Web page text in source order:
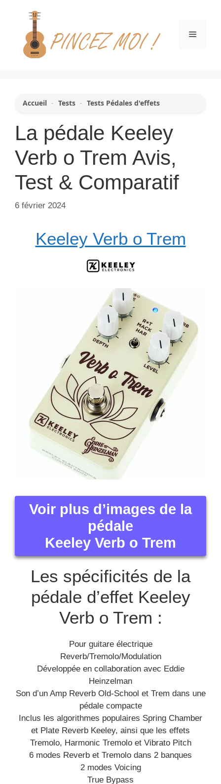
contenu
Menu
Accueil - Tests - Tests Pédales d'effets
La pédale Keeley
Verb o Trem Avis,
Test & Comparatif
6 février 2024
Keeley Verb o Trem
Voir plus d’images de la
pédale
Keeley Verb o Trem
Les spécificités de la
pédale d’effet Keeley
Verb o Trem :
Pour guitare électrique
Reverb/Tremolo/Modulation
Développée en collaboration avec Eddie
Heinzelman
Son d’un Amp Reverb Old-School et Trem dans une
pédale compacte
Inclus les algorithmes populaires Spring Chamber
et Plate Reverb Keeley, ainsi que les effets
Tremolo, Harmonic Tremolo et Vibrato Pitch
6 modes Reverb et Tremolo dans 2 banques
2 modes Voicing
True Bypass